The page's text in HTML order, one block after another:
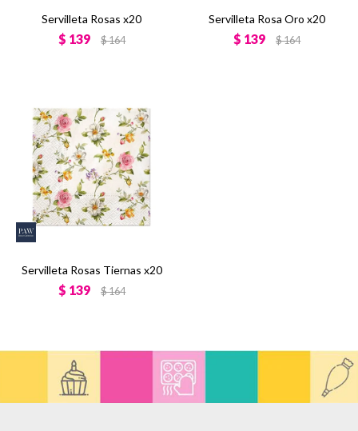
Servilleta Rosas x20
$ 139 $164
Servilleta Rosa Oro x20
$ 139 $164
Servilleta Rosas Tiernas x20
$ 139 $164